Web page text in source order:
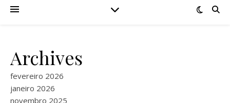
Archives
fevereiro 2026
janeiro 2026
novembro 2025